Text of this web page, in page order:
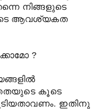
നിങ്ങളുടെ
ആവശ്യകത
?
കൂടെ
ഇതിനു